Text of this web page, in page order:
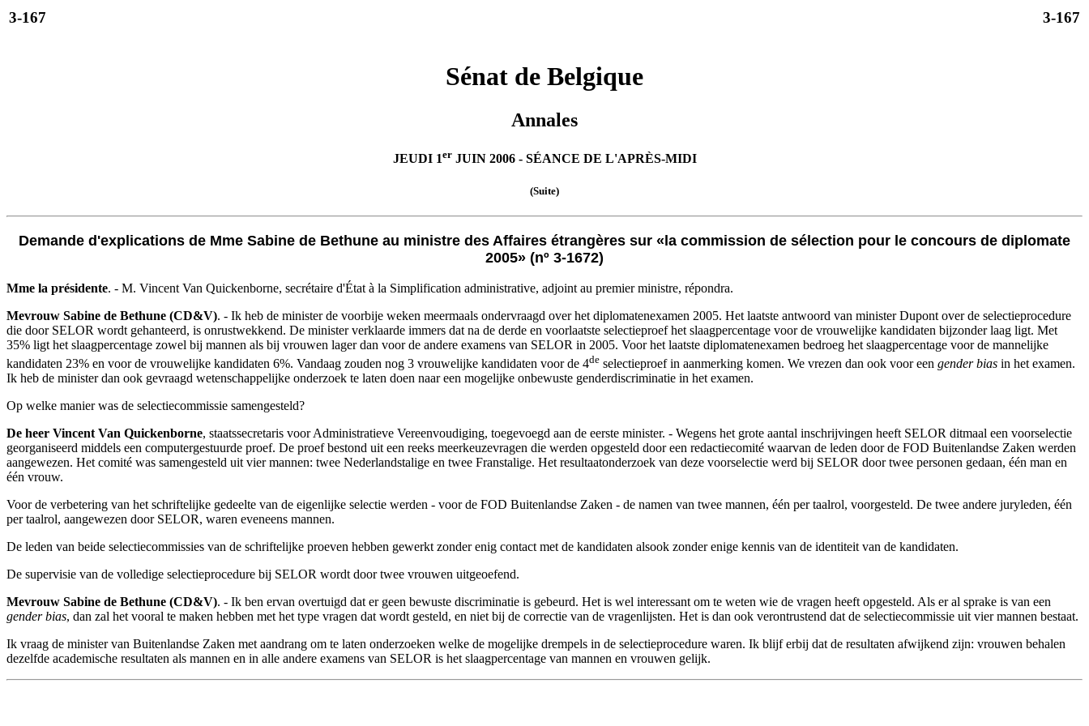
3-167 3-167
Sénat de Belgique
Annales
JEUDI 1erJUIN 2006 - SÉANCE DE L'APRÈS-MIDI
(Suite)
Demande d'explications de Mme Sabine de Bethune au ministre des Affaires étrangères sur «la commission de sélection pour le concours de diplomate
2005» (nº 3-1672)
Mme la présidente. - M. Vincent Van Quickenborne, secrétaire d'État à la Simplification administrative, adjoint au premier ministre, répondra.
Mevrouw Sabine de Bethune (CD&V). - Ik heb de minister de voorbije weken meermaals ondervraagd over het diplomatenexamen 2005. Het laatste antwoord van minister Dupont over de selectieprocedure
die door SELOR wordt gehanteerd, is onrustwekkend. De minister verklaarde immers dat na de derde en voorlaatste selectieproef het slaagpercentage voor de vrouwelijke kandidaten bijzonder laag ligt. Met
35% ligt het slaagpercentage zowel bij mannen als bij vrouwen lager dan voor de andere examens van SELOR in 2005. Voor het laatste diplomatenexamen bedroeg het slaagpercentage voor de mannelijke
kandidaten 23% en voor de vrouwelijke kandidaten 6%. Vandaag zouden nog 3 vrouwelijke kandidaten voor de 4de selectieproef in aanmerking komen. We vrezen dan ook voor een gender bias in het examen.
Ik heb de minister dan ook gevraagd wetenschappelijke onderzoek te laten doen naar een mogelijke onbewuste genderdiscriminatie in het examen.
Op welke manier was de selectiecommissie samengesteld?
De heer Vincent Van Quickenborne, staatssecretaris voor Administratieve Vereenvoudiging, toegevoegd aan de eerste minister. - Wegens het grote aantal inschrijvingen heeft SELOR ditmaal een voorselectie
georganiseerd middels een computergestuurde proef. De proef bestond uit een reeks meerkeuzevragen die werden opgesteld door een redactiecomité waarvan de leden door de FOD Buitenlandse Zaken werden
aangewezen. Het comité was samengesteld uit vier mannen: twee Nederlandstalige en twee Franstalige. Het resultaatonderzoek van deze voorselectie werd bij SELOR door twee personen gedaan, één man en
één vrouw.
Voor de verbetering van het schriftelijke gedeelte van de eigenlijke selectie werden - voor de FOD Buitenlandse Zaken - de namen van twee mannen, één per taalrol, voorgesteld. De twee andere juryleden, één
per taalrol, aangewezen door SELOR, waren eveneens mannen.
De leden van beide selectiecommissies van de schriftelijke proeven hebben gewerkt zonder enig contact met de kandidaten alsook zonder enige kennis van de identiteit van de kandidaten.
De supervisie van de volledige selectieprocedure bij SELOR wordt door twee vrouwen uitgeoefend.
Mevrouw Sabine de Bethune (CD&V). - Ik ben ervan overtuigd dat er geen bewuste discriminatie is gebeurd. Het is wel interessant om te weten wie de vragen heeft opgesteld. Als er al sprake is van een
gender bias, dan zal het vooral te maken hebben met het type vragen dat wordt gesteld, en niet bij de correctie van de vragenlijsten. Het is dan ook verontrustend dat de selectiecommissie uit vier mannen bestaat.
Ik vraag de minister van Buitenlandse Zaken met aandrang om te laten onderzoeken welke de mogelijke drempels in de selectieprocedure waren. Ik blijf erbij dat de resultaten afwijkend zijn: vrouwen behalen
dezelfde academische resultaten als mannen en in alle andere examens van SELOR is het slaagpercentage van mannen en vrouwen gelijk.